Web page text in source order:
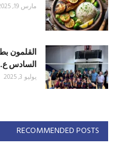
مارس 19, 2025
القلمون
السادس
يوليو 3, 2025
RECOMMENDED POSTS